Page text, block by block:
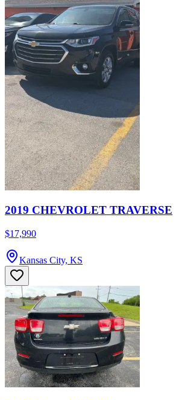
2019 CHEVROLET TRAVERSE
$17,990
Kansas City, KS